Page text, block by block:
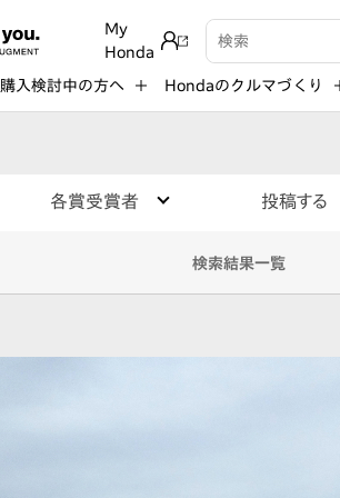
My
Honda
検索キーワード入力
購入検討中の方へ Hondaのクルマづくり
各賞受賞者 投稿する
検索結果一覧